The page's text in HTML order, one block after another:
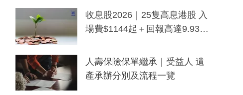
一度被誤當詐騙手段
收息股2026｜25隻高息港股 入
場費$1144起＋回報高達9.93
人壽保險保單繼承｜受益人 遺
產承辦分別及流程一覽